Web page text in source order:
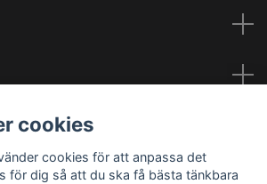
cookies
cookies för att anpassa det
för dig så att du ska få bästa tänkbara